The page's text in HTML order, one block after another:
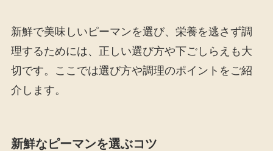
新鮮で美味しいピーマンを選び、栄養を逃さず調
理するためには、正しい選び方や下ごしらえも大
切です。ここでは選び方や調理のポイントをご紹
介します。
新鮮なピーマンを選ぶコツ